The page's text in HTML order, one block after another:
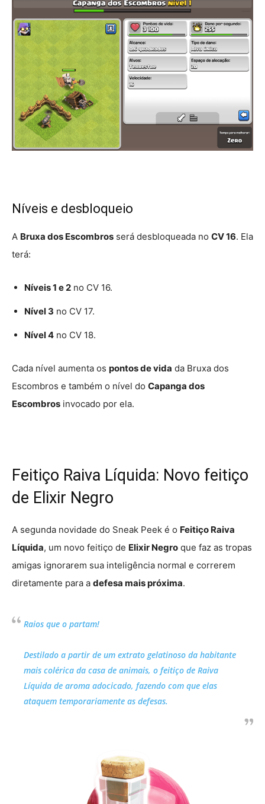
Níveis e desbloqueio
A Bruxa dos Escombros será desbloqueada no CV 16. Ela
terá:
Níveis 1 e 2 no CV 16.
Nível 3 no CV 17.
Nível 4 no CV 18.
Cada nível aumenta os pontos de vida da Bruxa dos
Escombros e também o nível do Capanga dos
Escombros invocado por ela.
Feitiço Raiva Líquida: Novo feitiço
de Elixir Negro
A segunda novidade do Sneak Peek é o Feitiço Raiva
Líquida, um novo feitiço de Elixir Negro que faz as tropas
amigas ignorarem sua inteligência normal e correrem
diretamente para a defesa mais próxima.
Raios que o partam!
Destilado a partir de um extrato gelatinoso da habitante
mais colérica da casa de animais, o feitiço de Raiva
Líquida de aroma adocicado, fazendo com que elas
ataquem temporariamente as defesas.